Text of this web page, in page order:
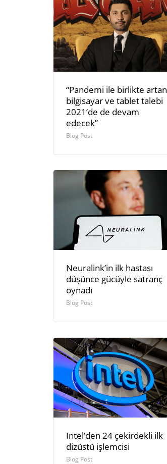
“Pandemi ile birlikte artan
bilgisayar ve tablet talebi
2021’de de devam
edecek”
Blog Post
Neuralink’in ilk hastası
düşünce gücüyle satranç
oynadı
Blog Post
Intel’den 24 çekirdekli ilk
dizüstü işlemcisi
Blog Post